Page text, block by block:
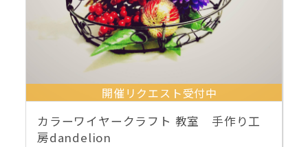
開催リクエスト受付中
カラーワイヤークラフト 教室 手作り工
房dandelion